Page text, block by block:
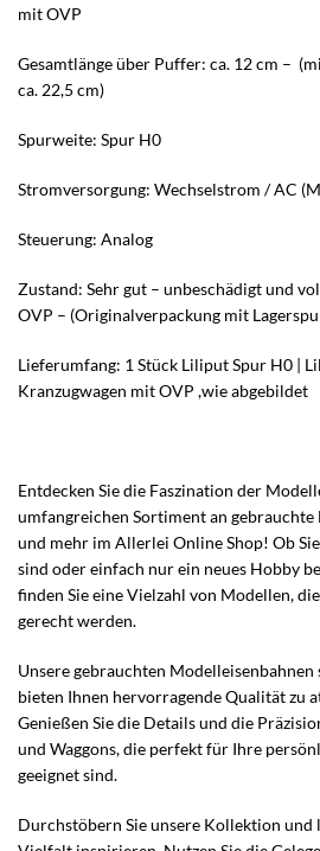
mit OVP
Gesamtlänge über Puffer: ca. 12 cm –
ca. 22,5 cm)
Spurweite: Spur H0
Stromversorgung: Wechselstrom / AC
Steuerung: Analog
Zustand: Sehr gut – unbeschädigt und
OVP – (Originalverpackung mit
Lieferumfang: 1 Stück Liliput Spur H0 |
Kranzugwagen mit OVP ,wie abgebildet
Entdecken Sie die Faszination der
umfangreichen Sortiment an
und mehr im Allerlei Online Shop! Ob
sind oder einfach nur ein neues Hobby
finden Sie eine Vielzahl von Modellen,
gerecht werden.
Unsere gebrauchten
bieten Ihnen hervorragende Qualität zu
Genießen Sie die Details und die
und Waggons, die perfekt für Ihre
geeignet sind.
Durchstöbern Sie unsere Kollektion und